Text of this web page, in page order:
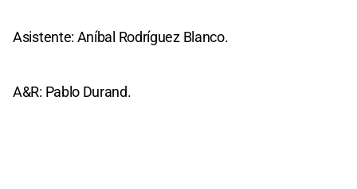
Asistente: Aníbal Rodríguez Blanco.
A&R: Pablo Durand.